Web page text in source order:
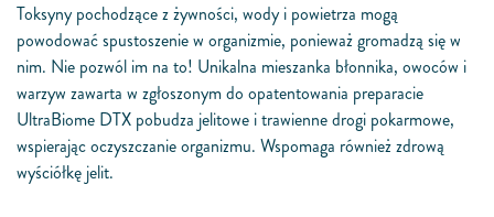
Toksyny pochodzące z żywności, wody i powietrza mogą
powodować spustoszenie w organizmie, ponieważ gromadzą się w
nim. Nie pozwól im na to! Unikalna mieszanka błonnika, owoców i
warzyw zawarta w zgłoszonym do opatentowania preparacie
UltraBiome DTX pobudza jelitowe i trawienne drogi pokarmowe,
wspierając oczyszczanie organizmu. Wspomaga również zdrową
wyściółkę jelit.